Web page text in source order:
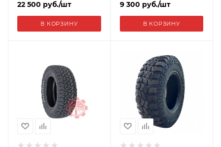
22 500 руб./шт
В КОРЗИНУ
9 300 руб./шт
В КОРЗИНУ